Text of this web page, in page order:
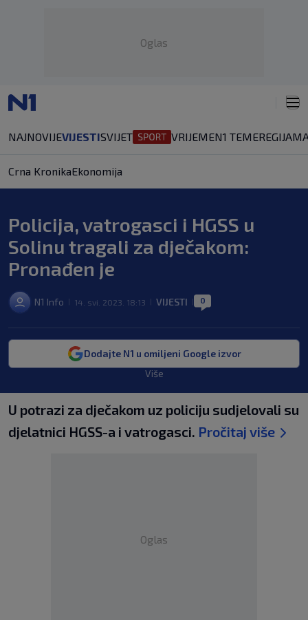
Oglas
NAJNOVIJEVIJESTISVIJET VRIJEMEN1 TEMEREGIJA
Crna KronikaEkonomija
Policija, vatrogasci i HGSS u
Solinu tragali za dječakom:
Pronađen je
N1 Info 14. svi. 2023. 18:13 VIJESTI 0
Dodajte N1 u omiljeni Google izvor
Više
U potrazi za dječakom uz policiju sudjelovali su
djelatnici HGSS-a i vatrogasci. Pročitaj više
Oglas